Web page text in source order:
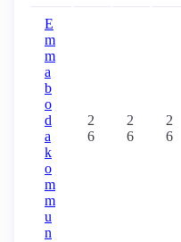
E
m
m
a
b
o
d
a
k
o
m
m
u
n
2
6
2
6
2
6